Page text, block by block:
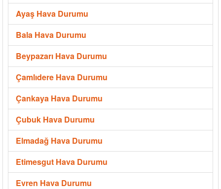
Ayaş Hava Durumu
Bala Hava Durumu
Beypazarı Hava Durumu
Çamlıdere Hava Durumu
Çankaya Hava Durumu
Çubuk Hava Durumu
Elmadağ Hava Durumu
Etimesgut Hava Durumu
Evren Hava Durumu